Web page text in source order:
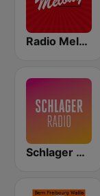
Radio Melody Schweiz
Schlager Radio